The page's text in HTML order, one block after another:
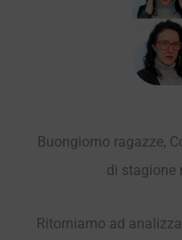
Buongiorno ragazze,
di stagione
Ritorniamo ad